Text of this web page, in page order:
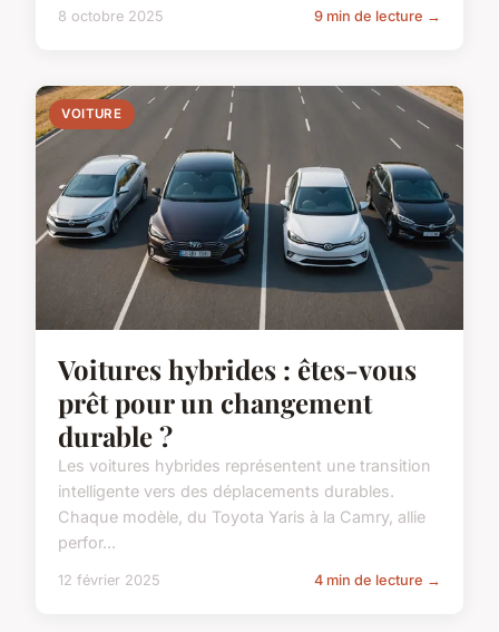
8 octobre 2025 9 min de lecture →
VOITURE
Voitures hybrides : êtes-vous
prêt pour un changement
durable ?
Les voitures hybrides représentent une transition
intelligente vers des déplacements durables.
Chaque modèle, du Toyota Yaris à la Camry, allie
perfor...
12 février 2025 4 min de lecture →